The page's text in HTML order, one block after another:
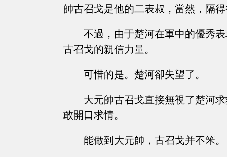
帥古召戈是他的二表叔，當然，隔
不過，由于楚河在軍中的優秀
古召戈的親信力量。
可惜的是。楚河卻失望了。
大元帥古召戈直接無視了楚河
敢開口求情。
能做到大元帥，古召戈并不笨。